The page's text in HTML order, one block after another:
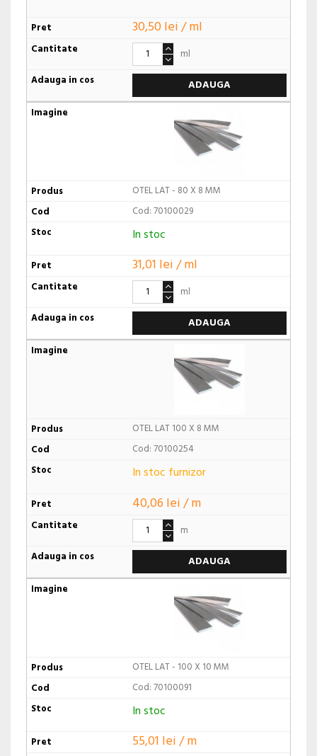
30,50 lei / ml
ml
ADAUGA
OTEL LAT - 80 X 8 MM
Cod: 70100029
In stoc
31,01 lei / ml
ml
ADAUGA
OTEL LAT 100 X 8 MM
Cod: 70100254
In stoc furnizor
40,06 lei / m
m
ADAUGA
OTEL LAT - 100 X 10 MM
Cod: 70100091
In stoc
55,01 lei / m